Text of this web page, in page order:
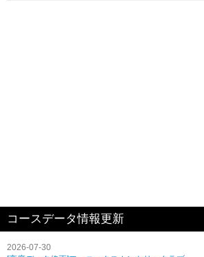
コースデータ情報更新
2026-07-30